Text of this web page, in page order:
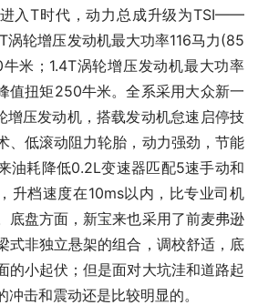
入T时代，动力总成升级为TSI——
涡轮增压发动机最大功率116马力(85
米；1.4T涡轮增压发动机最大功率
值扭矩250牛米。全系采用大众新一
增压发动机，搭载发动机怠速启停技
、低滚动阻力轮胎，动力强劲，节能
油耗降低0.2L变速器匹配5速手动和
升档速度在10ms以内，比专业司机
底盘方面，新宝来也采用了前麦弗逊
式非独立悬架的组合，调校舒适，底
的小起伏；但是面对大坑洼和道路起
击和震动还是比较明显的。